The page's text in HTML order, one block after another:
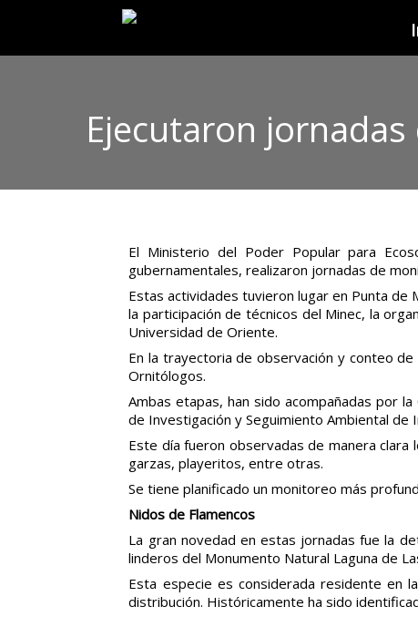
Ejecutaron
El Ministerio del Poder Popular para
gubernamentales, realizaron jornadas de
Estas actividades tuvieron lugar en Punta de
la participación de técnicos del Minec, la
Universidad de Oriente.
En la trayectoria de observación y conteo
Ornitólogos.
Ambas etapas, han sido acompañadas por
de Investigación y Seguimiento Ambiental de
Este día fueron observadas de manera
garzas, playeritos, entre otras.
Se tiene planificado un monitoreo más
Nidos de Flamencos
La gran novedad en estas jornadas fue la
linderos del Monumento Natural Laguna de
Esta especie es considerada residente en
distribución. Históricamente ha sido